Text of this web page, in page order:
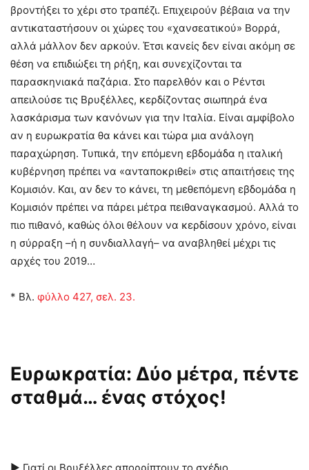
βροντήξει το χέρι στο τραπέζι. Επιχειρούν βέβαια να την
αντικαταστήσουν οι χώρες του «χανσεατικού» Βορρά,
αλλά μάλλον δεν αρκούν. Έτσι κανείς δεν είναι ακόμη σε
θέση να επιδιώξει τη ρήξη, και συνεχίζονται τα
παρασκηνιακά παζάρια. Στο παρελθόν και ο Ρέντσι
απειλούσε τις Βρυξέλλες, κερδίζοντας σιωπηρά ένα
λασκάρισμα των κανόνων για την Ιταλία. Είναι αμφίβολο
αν η ευρωκρατία θα κάνει και τώρα μια ανάλογη
παραχώρηση. Τυπικά, την επόμενη εβδομάδα η ιταλική
κυβέρνηση πρέπει να «ανταποκριθεί» στις απαιτήσεις της
Κομισιόν. Και, αν δεν το κάνει, τη μεθεπόμενη εβδομάδα η
Κομισιόν πρέπει να πάρει μέτρα πειθαναγκασμού. Αλλά το
πιο πιθανό, καθώς όλοι θέλουν να κερδίσουν χρόνο, είναι
η σύρραξη –ή η συνδιαλλαγή– να αναβληθεί μέχρι τις
αρχές του 2019…
* Βλ. φύλλο 427, σελ. 23.
Ευρωκρατία: Δύο μέτρα, πέντε
σταθμά… ένας στόχος!